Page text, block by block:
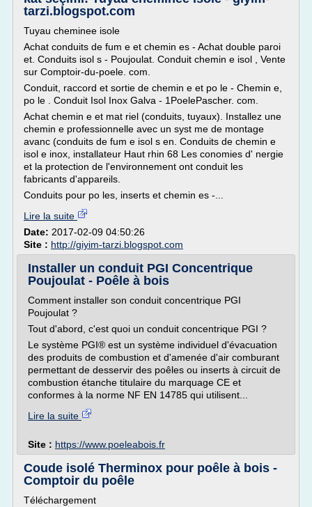
tarzi.blogspot.com
Tuyau cheminee isole
Achat conduits de fum e et chemin es - Achat double paroi
et. Conduits isol s - Poujoulat. Conduit chemin e isol , Vente
sur Comptoir-du-poele. com.
Conduit, raccord et sortie de chemin e et po le - Chemin e,
po le . Conduit Isol Inox Galva - 1PoelePascher. com.
Achat chemin e et mat riel (conduits, tuyaux). Installez une
chemin e professionnelle avec un syst me de montage
avanc (conduits de fum e isol s en. Conduits de chemin e
isol e inox, installateur Haut rhin 68 Les conomies d' nergie
et la protection de l'environnement ont conduit les
fabricants d'appareils.
Conduits pour po les, inserts et chemin es -...
Lire la suite
Date: 2017-02-09 04:50:26
Site : http://giyim-tarzi.blogspot.com
Installer un conduit PGI Concentrique
Poujoulat - Poêle à bois
Comment installer son conduit concentrique PGI
Poujoulat ?
Tout d'abord, c'est quoi un conduit concentrique PGI ?
Le système PGI® est un système individuel d'évacuation
des produits de combustion et d'amenée d'air comburant
permettant de desservir des poêles ou inserts à circuit de
combustion étanche titulaire du marquage CE et
conformes à la norme NF EN 14785 qui utilisent...
Lire la suite
Site : https://www.poeleabois.fr
Coude isolé Therminox pour poêle à bois -
Comptoir du poêle
Téléchargement